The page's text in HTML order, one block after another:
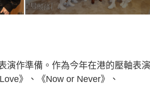
演作準備。作為今年在港的壓軸表
》、《Now or Never》、